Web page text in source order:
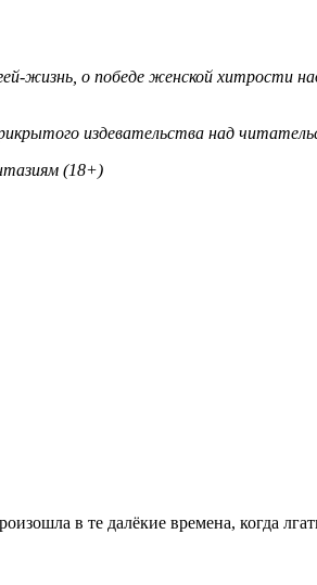
жизнь, о победе женской хитрости
издевательства над
(18+)
в те далёкие времена, когда